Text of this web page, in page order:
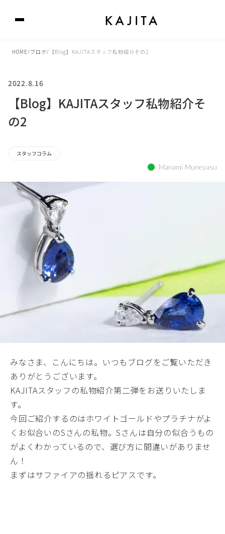
HOME/ブログ/ 【Blog】KAJITAスタッフ私物紹介その2
2022.8.16
【Blog】KAJITAスタッフ私物紹介そ
の2
スタッフコラム
Manami Muneyasu
みなさま、こんにちは。いつもブログをご覧いただき
ありがとうございます。
KAJITAスタッフの私物紹介第二弾をお送りいたしま
す。
今回ご紹介するのはホワイトゴールドやプラチナがよ
くお似合いのSさんの私物。Sさんは自分の似合うもの
がよくわかっているので、選び方に間違いがありませ
ん！
まずはサファイアの揺れるピアスです。